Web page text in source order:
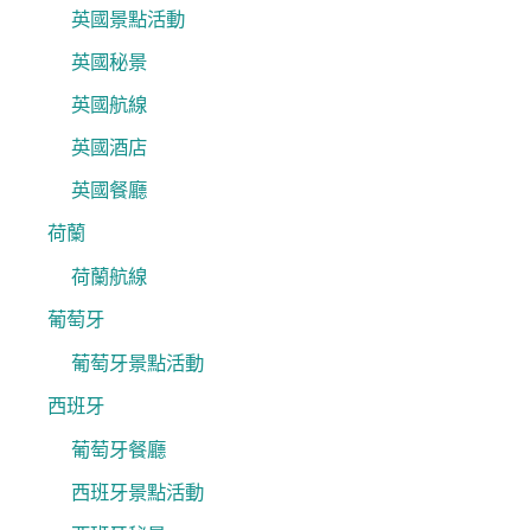
英國景點活動
英國秘景
英國航線
英國酒店
英國餐廳
荷蘭
荷蘭航線
葡萄牙
葡萄牙景點活動
西班牙
葡萄牙餐廳
西班牙景點活動